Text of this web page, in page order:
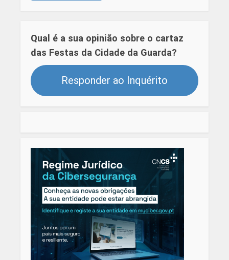
Qual é a sua opinião sobre o cartaz
das Festas da Cidade da Guarda?
Responder ao Inquérito